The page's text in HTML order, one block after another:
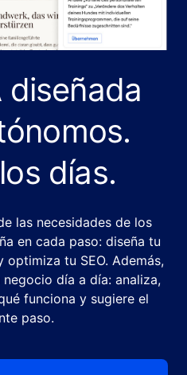
diseñada
días.
las necesidades de los
en cada paso: diseña tu
tu SEO. Además,
día a día: analiza,
funciona y sugiere el
paso.